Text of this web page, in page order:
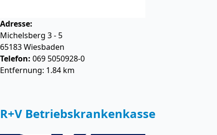
Adresse:
Michelsberg 3 - 5
65183Wiesbaden
Telefon: 069 5050928-0
Entfernung: 1.84 km
R+V Betriebskrankenkasse